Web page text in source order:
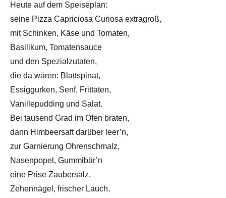
Heute auf dem Speiseplan:
seine Pizza Capriciosa Curiosa extragroß,
mit Schinken, Käse und Tomaten,
Basilikum, Tomatensauce
und den Spezialzutaten,
die da wären: Blattspinat,
Essiggurken, Senf, Frittaten,
Vanillepudding und Salat.
Bei tausend Grad im Ofen braten,
dann Himbeersaft darüber leer’n,
zur Garnierung Ohrenschmalz,
Nasenpopel, Gummibär’n
eine Prise Zaubersalz,
Zehennägel, frischer Lauch,